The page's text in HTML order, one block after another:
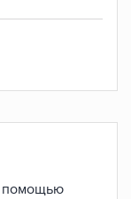
помощью